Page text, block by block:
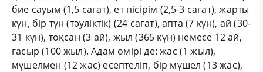
бие сауым (1,5 сағат), ет пісірім (2,5-3 сағат), жарты
күн, бір түн (тәуліктік) (24 сағат), апта (7 күн), ай (30-
31 күн), тоқсан (3 ай), жыл (365 күн) немесе 12 ай,
ғасыр (100 жыл). Адам өмірі де: жас (1 жыл),
мүшелмен (12 жас) есептеліп, бір мүшел (13 жас),